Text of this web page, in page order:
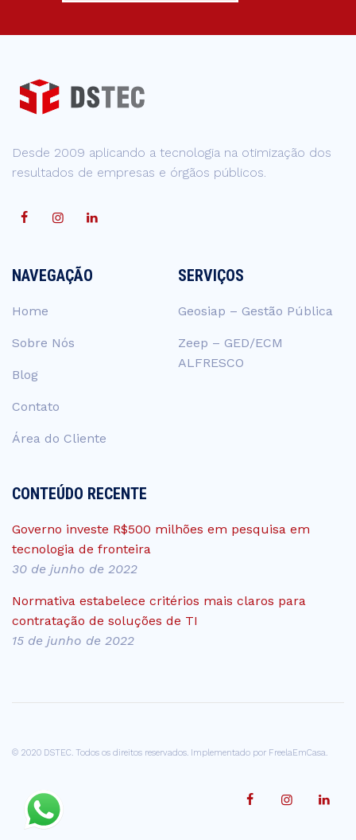
Desde 2009 aplicando a tecnologia na otimização dos
resultados de empresas e órgãos públicos.
NAVEGAÇÃO
Home
Sobre Nós
Blog
Contato
Área do Cliente
SERVIÇOS
Geosiap – Gestão Pública
Zeep – GED/ECM
ALFRESCO
CONTEÚDO RECENTE
Governo investe R$500 milhões em pesquisa em
tecnologia de fronteira
30 de junho de 2022
Normativa estabelece critérios mais claros para
contratação de soluções de TI
15 de junho de 2022
© 2020 DSTEC. Todos os direitos reservados. Implementado por FreelaEmCasa.